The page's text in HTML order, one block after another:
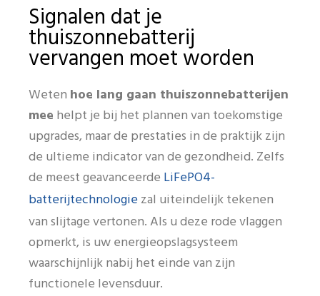
Signalen dat je
thuiszonnebatterij
vervangen moet worden
Weten hoe lang gaan thuiszonnebatterijen
mee helpt je bij het plannen van toekomstige
upgrades, maar de prestaties in de praktijk zijn
de ultieme indicator van de gezondheid. Zelfs
de meest geavanceerde LiFePO4-
batterijtechnologiezal uiteindelijk tekenen
van slijtage vertonen. Als u deze rode vlaggen
opmerkt, is uw energieopslagsysteem
waarschijnlijk nabij het einde van zijn
functionele levensduur.